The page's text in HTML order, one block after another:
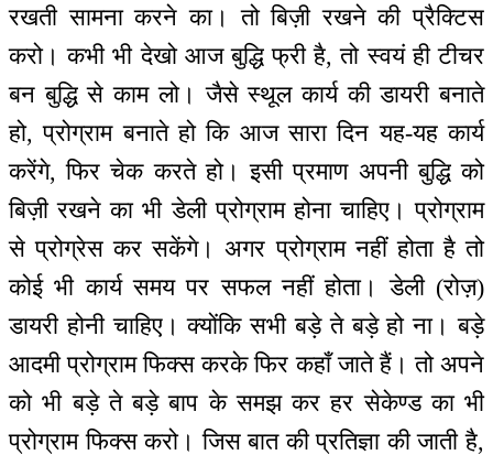
रखती सामना करने का। तो बिज़ी रखने की प्रैक्टिस
करो। कभी भी देखो आज बुद्धि फ्री है, तो स्वयं ही टीचर
बन बुद्धि से काम लो। जैसे स्थूल कार्य की डायरी बनाते
हो, प्रोग्राम बनाते हो कि आज सारा दिन यह-यह कार्य
करेंगे, फिर चेक करते हो। इसी प्रमाण अपनी बुद्धि को
बिज़ी रखने का भी डेली प्रोग्राम होना चाहिए। प्रोग्राम
से प्रोग्रेस कर सकेंगे। अगर प्रोग्राम नहीं होता है तो
कोई भी कार्य समय पर सफल नहीं होता। डेली (रोज़)
डायरी होनी चाहिए। क्योंकि सभी बड़े ते बड़े हो ना। बड़े
आदमी प्रोग्राम फिक्स करके फिर कहाँ जाते हैं। तो अपने
को भी बड़े ते बड़े बाप के समझ कर हर सेकेण्ड का भी
प्रोग्राम फिक्स करो। जिस बात की प्रतिज्ञा की जाती है,